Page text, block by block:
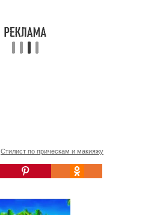
Стилист по прическам и макияжу